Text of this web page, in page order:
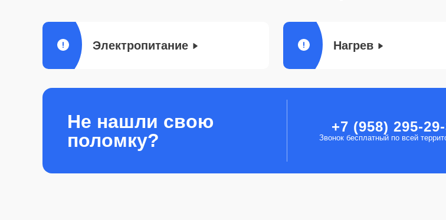
Электропитание Нагрев
Не нашли свою
поломку?
+7 (958) 295-
Звонок бесплатный по всей